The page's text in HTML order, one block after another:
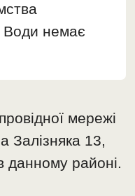
Води немає
мережі
Залізняка 13,
данному районі.